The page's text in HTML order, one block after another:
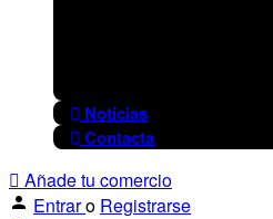
Noticias
Contacta
Añade tu comercio
Entraro Registrarse